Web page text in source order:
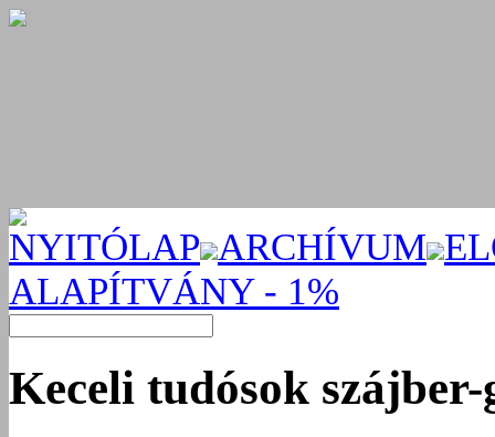
NYITÓLAP ARCHÍVUM
ALAPÍTVÁNY - 1%
Keceli tudósok